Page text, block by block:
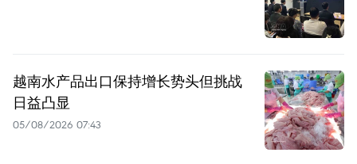
越南水产品出口保持增长势头但挑战
日益凸显
05/08/2026 07:43